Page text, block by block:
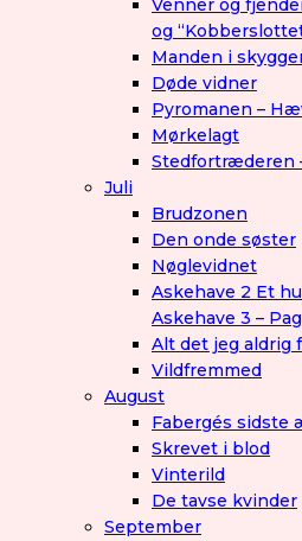
Venner og
og
Manden i
Døde vidner
Pyromanen –
Mørkelagt
Stedfortræderen
Juli
Brudzonen
Den onde søster
Nøglevidnet
Askehave 2 Et
Askehave 3 –
Alt det jeg aldrig
Vildfremmed
August
Fabergés sidste
Skrevet i blod
Vinterild
De tavse kvinder
September